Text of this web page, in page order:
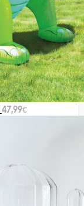
47,99€